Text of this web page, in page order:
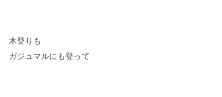
木登りも
ガジュマルにも登って